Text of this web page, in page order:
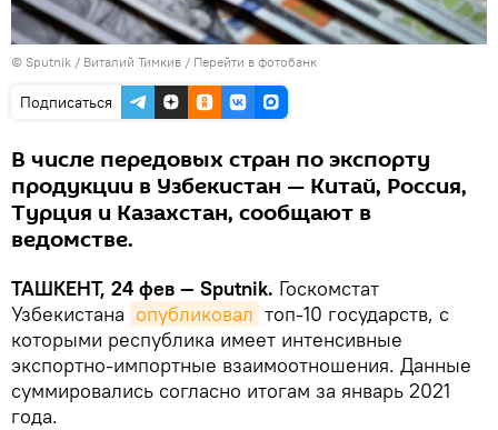
© Sputnik / Виталий Тимкив / Перейти в фотобанк
Подписаться
В числе передовых стран по экспорту
продукции в Узбекистан — Китай, Россия,
Турция и Казахстан, сообщают в
ведомстве.
ТАШКЕНТ, 24 фев — Sputnik. Госкомстат
Узбекистана опубликовал топ-10 государств, с
которыми республика имеет интенсивные
экспортно-импортные взаимоотношения. Данные
суммировались согласно итогам за январь 2021
года.